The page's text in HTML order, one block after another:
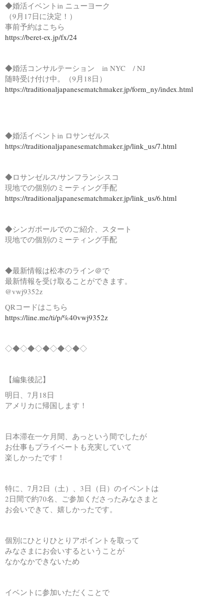
◆婚活イベントin ニューヨーク
（9月17日に決定！）
事前予約はこちら
https://beret-ex.jp/fx/24
◆婚活コンサルテーション in NYC / NJ
随時受け付け中。（9月18日）
https://traditionaljapanesematchmaker.jp/form_ny/index.html
◆婚活イベントin ロサンゼルス
https://traditionaljapanesematchmaker.jp/link_us/7.html
◆ロサンゼルス/サンフランシスコ
現地での個別のミーティング手配
https://traditionaljapanesematchmaker.jp/link_us/6.html
◆シンガポールでのご紹介、スタート
現地での個別のミーティング手配
◆最新情報は松本のライン＠で
最新情報を受け取ることができます。
@vwj9352z
QRコードはこちら
https://line.me/ti/p/%40vwj9352z
◇◆◇◆◇◆◇◆◇◆◇
【編集後記】
明日、7月18日
アメリカに帰国します！
日本滞在一ケ月間、あっという間でしたが
お仕事もプライベートも充実していて
楽しかったです！
特に、7月2日（土）、3日（日）のイベントは
2日間で約70名、ご参加くださったみなさまと
お会いできて、嬉しかったです。
個別にひとりひとりアポイントを取って
みなさまにお会いするということが
なかなかできないため
イベントに参加いただくことで